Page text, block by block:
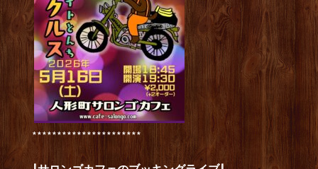
**********************